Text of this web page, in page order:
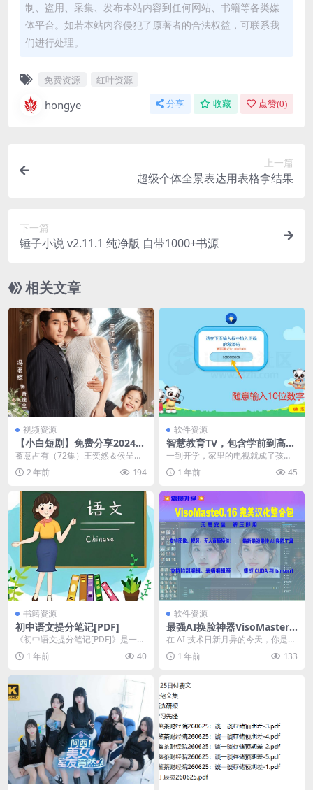
制、盗用、采集、发布本站内容到任何网站、书籍等各类媒
体平台。如若本站内容侵犯了原著者的合法权益，可联系我
们进行处理。
免费资源 红叶资源
hongye 分享 收藏 点赞(0)
上一篇
超级个体全景表达用表格拿结果
下一篇
锤子小说 v2.11.1 纯净版 自带1000+书源
相关文章
视频资源
【小白短剧】免费分享2024年
11月30日
蓄意占有（72集）王奕然＆侯呈玥
https://pan.quark.cn/s/...
2 年前 194
软件资源
智慧教育TV，包含学前到高中
各种课程的盒子App
一到开学，家里的电视就成了孩子
们的 “第二课堂”。可市面上不少学
习软件要么收费高...
1 年前 45
书籍资源
初中语文提分笔记[PDF]
《初中语文提分笔记[PDF]》是一本
专为初中学生设计的语文学习资
料，以PDF格式...
1 年前 40
软件资源
最强AI换脸神器VisoMaster_
0.16汉化版一键整合包
在 AI 技术日新月异的今天，你是不
是总幻想着能有一款神器，让自己
瞬间走进前沿 ...
1 年前 133